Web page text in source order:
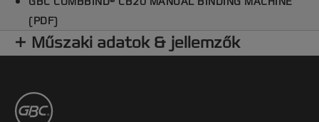
(PDF)
Műszaki adatok & jellemzők